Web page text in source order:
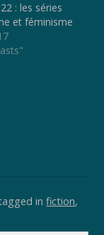
: les séries
et féminisme
infiction,